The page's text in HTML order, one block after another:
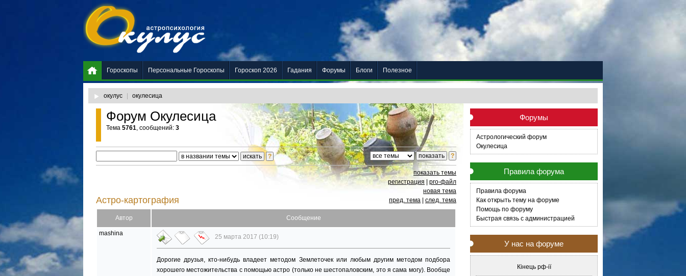
окулус окулесица
Форум Окулесица
Тема 5761, сообщений: 3
Астро-картография
показать темы
регистрация
pro-файл
новая тема
пред. тема
след. тема
Автор Сообщение
mashina 25 марта 2017 (10:19)
Дорогие друзья, кто-нибудь владеет методом Землеточек или любым другим методом подбора
хорошего местожительства с помощью астро (только не шестопаловским, это я сама могу). Вообще
Форумы
Астрологический форум
Окулесица
Правила форума
Правила форума
Как открыть тему на форуме
Помощь по форуму
Быстрая связь с администрацией
У нас на форуме
Кінець рф-ії
Гороскопы Персональные Гороскопы Гороскоп 2026 Гадания Форумы Блоги Полезное